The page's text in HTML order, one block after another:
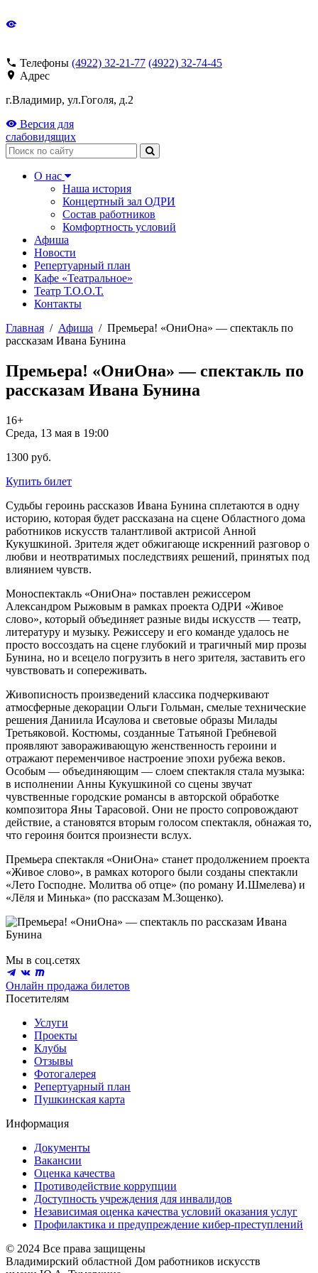
Телефоны (4922) 32-21-77 (4922) 32-74-45
Адрес
г.Владимир, ул.Гоголя, д.2
Версия для
слабовидящих
Поиск
О нас
Наша история
Концертный зал ОДРИ
Состав работников
Комфортность условий
Афиша
Новости
Репертуарный план
Кафе «Театральное»
Театр Т.О.О.Т.
Контакты
Главная / Афиша / Премьера! «ОниОна» — спектакль по
рассказам Ивана Бунина
Премьера! «ОниОна» — спектакль по
рассказам Ивана Бунина
16+
Среда, 13 мая в 19:00
1300 руб.
Купить билет
Судьбы героинь рассказов Ивана Бунина сплетаются в одну
историю, которая будет рассказана на сцене Областного дома
работников искусств талантливой актрисой Анной
Кукушкиной. Зрителя ждет обжигающе искренний разговор о
любви и неотвратимых последствиях решений, принятых под
влиянием чувств.
Моноспектакль «ОниОна» поставлен режиссером
Александром Рыжовым в рамках проекта ОДРИ «Живое
слово», который объединяет разные виды искусств — театр,
литературу и музыку. Режиссеру и его команде удалось не
просто воссоздать на сцене глубокий и трагичный мир прозы
Бунина, но и всецело погрузить в него зрителя, заставить его
чувствовать и сопереживать.
Живописность произведений классика подчеркивают
атмосферные декорации Ольги Гольман, смелые технические
решения Даниила Исаулова и световые образы Милады
Третьяковой. Костюмы, созданные Татьяной Гребневой
проявляют завораживающую женственность героини и
отражают переменчивое настроение эпохи рубежа веков.
Особым — объединяющим — слоем спектакля стала музыка:
в исполнении Анны Кукушкиной со сцены звучат
чувственные городские романсы в авторской обработке
композитора Яны Тарасовой. Они не просто сопровождают
действие, а становятся вторым голосом спектакля, обнажая то,
что героиня боится произнести вслух.
Премьера спектакля «ОниОна» станет продолжением проекта
«Живое слово», в рамках которого были созданы спектакли
«Лето Господне. Молитва об отце» (по роману И.Шмелева) и
«Лёля и Минька» (по рассказам М.Зощенко).
Мы в соц.сетях
Онлайн продажа билетов
Посетителям
Услуги
Проекты
Клубы
Отзывы
Фотогалерея
Репертуарный план
Пушкинская карта
Информация
Документы
Вакансии
Оценка качества
Противодействие коррупции
Доступность учреждения для инвалидов
Независимая оценка качества условий оказания услуг
Профилактика и предупреждение кибер-преступлений
© 2024 Все права защищены
Владимирский областной Дом работников искусств